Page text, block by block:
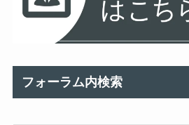
フォーラム内検索